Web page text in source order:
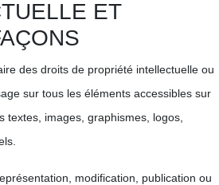
ET
des droits de propriété intellectuelle ou
sur tous les éléments accessibles sur
textes, images, graphismes, logos,
modification, publication ou